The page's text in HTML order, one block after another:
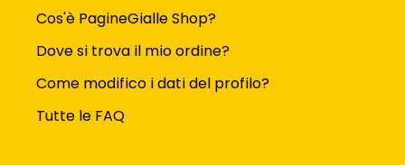
Cos'è PagineGialle Shop?
Dove si trova il mio ordine?
Come modifico i dati del profilo?
Tutte le FAQ